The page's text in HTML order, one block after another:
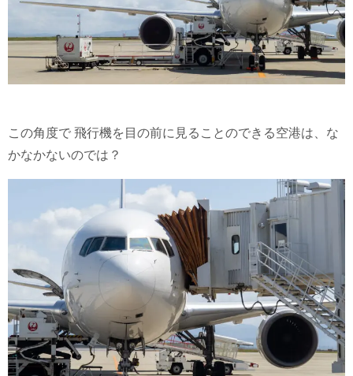
この角度で 飛行機を目の前に見ることのできる空港は、な
かなかないのでは？